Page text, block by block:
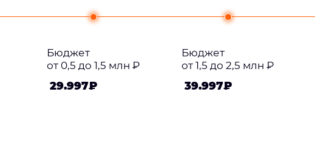
Бюджет
от 0,5 до 1,5 млн ₽
29.997₽
Бюджет
от 1,5 до 2,5 млн ₽
39.997₽